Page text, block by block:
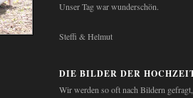
Unser Tag war wunderschön.
Steffi & Helmut
DIE BILDER DER
Wir werden so oft nach Bildern gefragt,